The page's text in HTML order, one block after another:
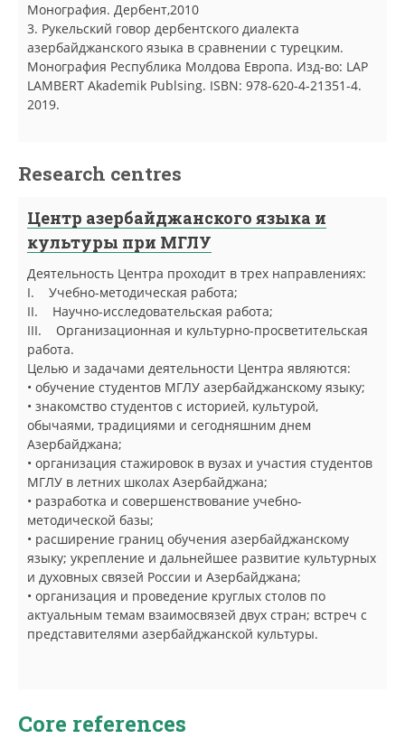
Монография. Дербент,2010
3. Рукельский говор дербентского диалекта
азербайджанского языка в сравнении с турецким.
Монография Республика Молдова Европа. Изд-во: LAP
LAMBERT Akademik Publsing. ISBN: 978-620-4-21351-4.
2019.
Research centres
Центр азербайджанского языка и
культуры при МГЛУ
Деятельность Центра проходит в трех направлениях:
I. Учебно-методическая работа;
II. Научно-исследовательская работа;
III. Организационная и культурно-просветительская
работа.
Целью и задачами деятельности Центра являются:
• обучение студентов МГЛУ азербайджанскому языку;
• знакомство студентов с историей, культурой,
обычаями, традициями и сегодняшним днем
Азербайджана;
• организация стажировок в вузах и участия студентов
МГЛУ в летних школах Азербайджана;
• разработка и совершенствование учебно-
методической базы;
• расширение границ обучения азербайджанскому
языку; укрепление и дальнейшее развитие культурных
и духовных связей России и Азербайджана;
• организация и проведение круглых столов по
актуальным темам взаимосвязей двух стран; встреч с
представителями азербайджанской культуры.
Core references